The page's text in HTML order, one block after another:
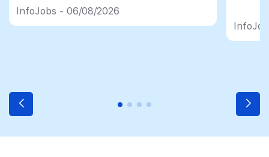
InfoJobs - 06/08/2026